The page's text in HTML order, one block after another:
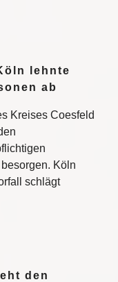
lehnte
ab
Kreises Coesfeld
Köln
schlägt
den